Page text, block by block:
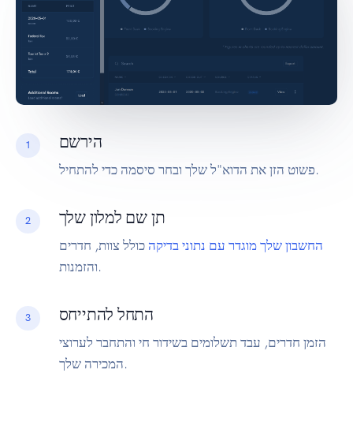
1 הירשם
פשוט הזן את הדוא"ל שלך ובחר סיסמה כדי להתחיל.
2 תן שם למלון שלך
החשבון שלך מוגדר עם נתוני בדיקה כולל צוות, חדרים
והזמנות.
3 התחל להתייחס
הזמן חדרים, עבד תשלומים בשידור חי והתחבר לערוצי
המכירה שלך.